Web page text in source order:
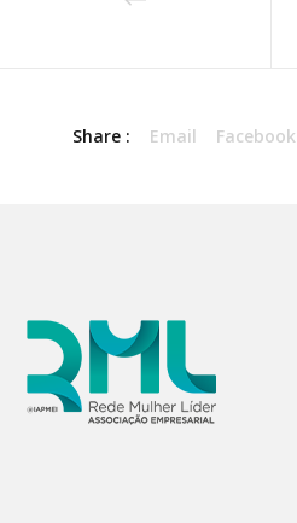
Share : Email Facebook